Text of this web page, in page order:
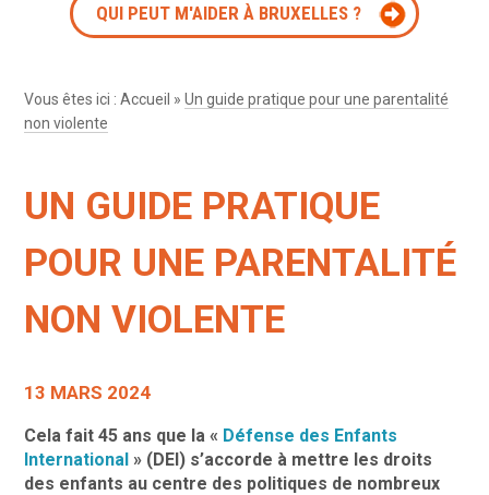
QUI PEUT M'AIDER À BRUXELLES ?
Vous êtes ici :Accueil »Un guide pratique pour une parentalité
non violente
UN GUIDE PRATIQUE
POUR UNE PARENTALITÉ
NON VIOLENTE
13 MARS 2024
Cela fait 45 ans que la « Défense des Enfants
International » (DEI) s’accorde à mettre les droits
des enfants au centre des politiques de nombreux